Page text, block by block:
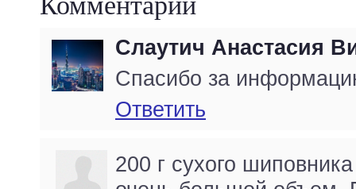
Слаутич Анастасия
Спасибо за
Ответить
200 г сухого